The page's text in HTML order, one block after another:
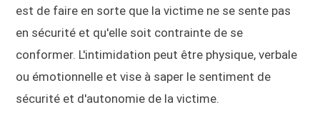
est de faire en sorte que la victime ne se sente pas
en sécurité et qu'elle soit contrainte de se
conformer. L'intimidation peut être physique, verbale
ou émotionnelle et vise à saper le sentiment de
sécurité et d'autonomie de la victime.